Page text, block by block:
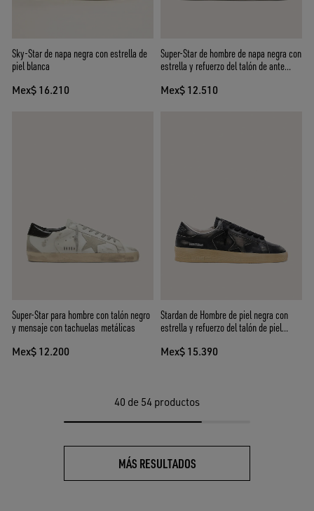
Sky-Star de napa negra con estrella de
piel blanca
Mex$ 16.210
Super-Star de hombre de napa negra con
estrella y refuerzo del talón de ante
Mex$ 12.510
Super-Star para hombre con talón negro
y mensaje con tachuelas metálicas
Mex$ 12.200
Stardan de Hombre de piel negra con
estrella y refuerzo del talón de piel
Mex$ 15.390
40 de 54 productos
MÁS RESULTADOS